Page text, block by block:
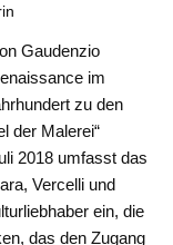
Gaudenzio
im
zu den
der Malerei“
2018 umfasst das
Vercelli und
ein, die
das den Zugang